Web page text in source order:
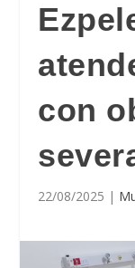
con
22/08/2025 |